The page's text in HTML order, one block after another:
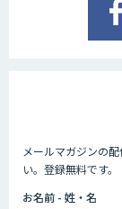
メールマガジンの
い。登録無料です。
お名前 - 姓・名